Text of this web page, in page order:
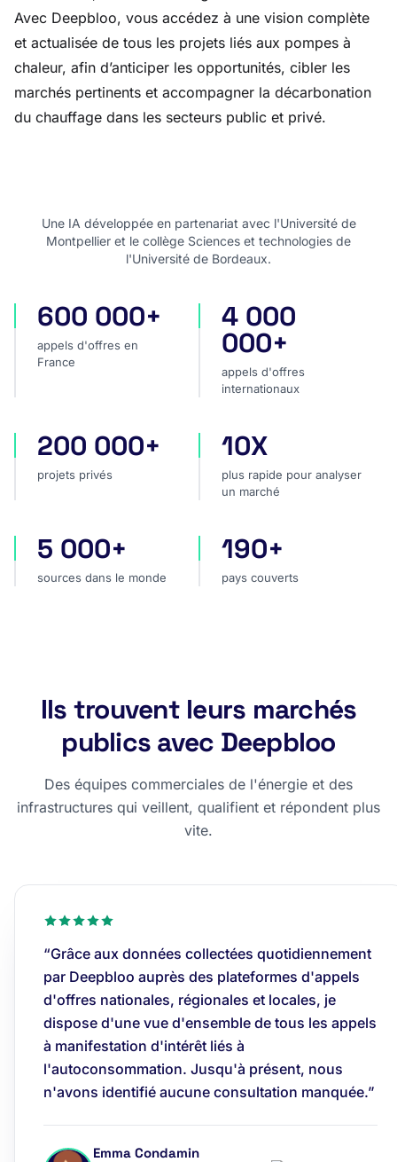
Avec Deepbloo, vous accédez à une vision complète
et actualisée de tous les projets liés aux pompes à
chaleur, afin d’anticiper les opportunités, cibler les
marchés pertinents et accompagner la décarbonation
du chauffage dans les secteurs public et privé.
Une IA développée en partenariat avec l'Université de
Montpellier et le collège Sciences et technologies de
l'Université de Bordeaux.
appels d'offres en France
600 000+
appels d'offres en
France
appels d'offres
4 000
000+
appels d'offres
internationaux
projets privés
200 000+
projets privés
plus rapide pour analyser
10X
plus rapide pour analyser
un marché
sources dans le monde
5 000+
sources dans le monde
pays couverts
190+
pays couverts
Ils trouvent leurs marchés
publics avec Deepbloo
Des équipes commerciales de l'énergie et des
infrastructures qui veillent, qualifient et répondent plus
vite.
“Grâce aux données collectées quotidiennement
par Deepbloo auprès des plateformes d'appels
d'offres nationales, régionales et locales, je
dispose d'une vue d'ensemble de tous les appels
à manifestation d'intérêt liés à
l'autoconsommation. Jusqu'à présent, nous
n'avons identifié aucune consultation manquée.”
Emma Condamin